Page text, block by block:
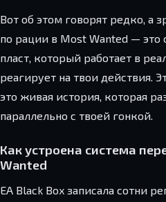
Вот об этом говорят редко, а
по рации в Most Wanted —
пласт, который работает в
реагирует на твои действия.
это живая история, которая
параллельно с твоей гонкой.
Как устроена система
Wanted
EA Black Box записала сотни